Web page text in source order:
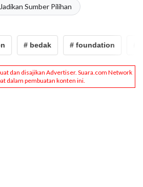
Jadikan Sumber Pilihan
# bedak # foundation